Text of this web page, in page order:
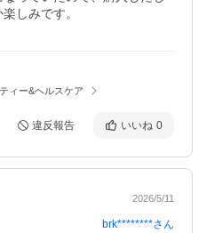
しみです。
ィー&ヘルスケア
違反報告 いいね 0
2026/5/11
brk********さん